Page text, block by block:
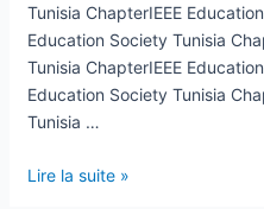
Tunisia ChapterIEEE
Education Society Tunisia
Tunisia ChapterIEEE
Education Society Tunisia
Tunisia …
Lire la suite »